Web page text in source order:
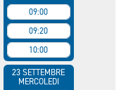
09:00
09:20
10:00
23 SETTEMBRE
MERCOLEDI